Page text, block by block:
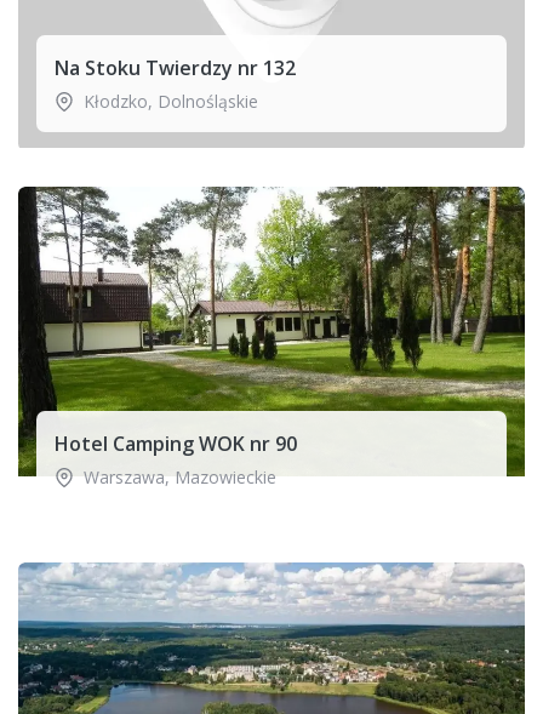
Na Stoku Twierdzy nr 132
Kłodzko, Dolnośląskie
Hotel Camping WOK nr 90
Warszawa,Mazowieckie